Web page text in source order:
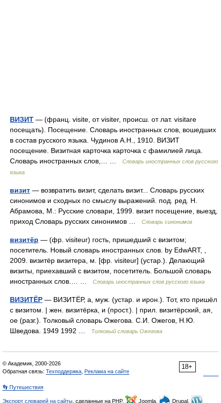
ВИЗИТ — (франц. visite, от visiter, происш. от лат. visitare
посещать). Посещение. Словарь иностранных слов, вошедших
в состав русского языка. Чудинов А.Н., 1910. ВИЗИТ
посещение. Визитная карточка карточка с фамилией лица.
Словарь иностранных слов,… …
Словарь иностранных слов русского
языка
визит — возвратить визит, сделать визит... Словарь русских
синонимов и сходных по смыслу выражений. под. ред. Н.
Абрамова, М.: Русские словари, 1999. визит посещение, выезд,
приход Словарь русских синонимов …
Словарь синонимов
визитёр — (фр. visiteur) гость, пришедший с визитом;
посетитель. Новый словарь иностранных слов. by EdwART, ,
2009. визитёр визитера, м. [фр. visiteur] (устар.). Делающий
визиты, приехавший с визитом, посетитель. Большой словарь
иностранных слов.… …
Словарь иностранных слов русского языка
ВИЗИТЁР — ВИЗИТЁР, а, муж. (устар. и ирон.). Тот, кто пришёл
с визитом. | жен. визитёрка, и (прост.). | прил. визитёрский, ая,
ое (разг.). Толковый словарь Ожегова. С.И. Ожегов, Н.Ю.
Шведова. 1949 1992 …
Толковый словарь Ожегова
18+
© Академик, 2000-2026
Обратная связь: Техподдержка Реклама на сайте
👣 Путешествия
Экспорт словарей на сайты , сделанные на PHP, Joomla,
Drupal,